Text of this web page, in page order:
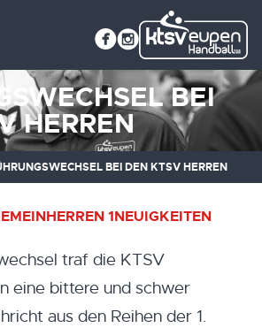
BEI
HERREN
BEI DEN KTSV HERREN
HERREN 1NEUIGKEITEN
traf die KTSV
eine bittere und schwer
aus den Reihen der 1.